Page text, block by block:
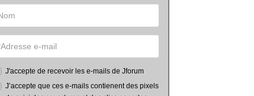
J'accepte de recevoir les e-mails de Jforum
J’accepte que ces e-mails contienent des pixels